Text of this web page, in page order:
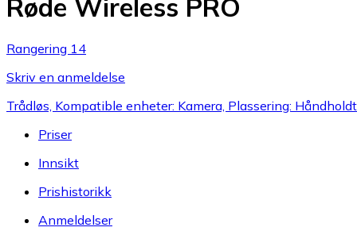
Røde Wireless PRO
Rangering 14
Skriv en anmeldelse
Trådløs, Kompatible enheter: Kamera, Plassering: Håndholdt
Priser
Innsikt
Prishistorikk
Anmeldelser